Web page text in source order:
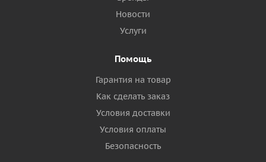
Новости
Услуги
Помощь
Гарантия на товар
Как сделать заказ
Условия доставки
Условия оплаты
Безопасность